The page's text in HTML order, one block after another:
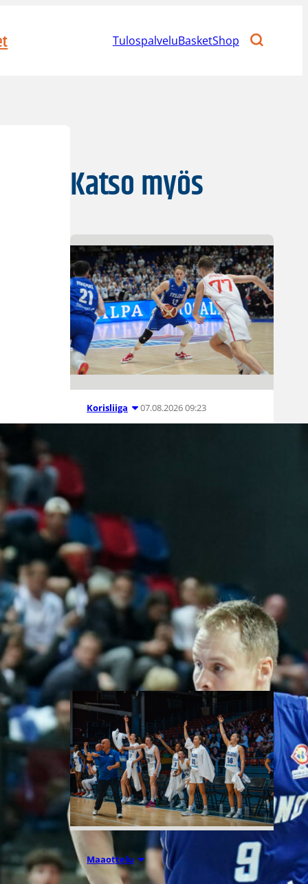
TulospalveluBasketShop
Katso myös
Korisliiga 07.08.2026 09:23
haaviin
Dolenc on rakentanut pitkän
ammattilaisuran Suomen lisäksi
Ranskassa, Itävallassa,
Liettuassa, Romaniassa,
Bosniassa ja viimeksi Islannissa.
Maaottelu 06.08.2026 21:44